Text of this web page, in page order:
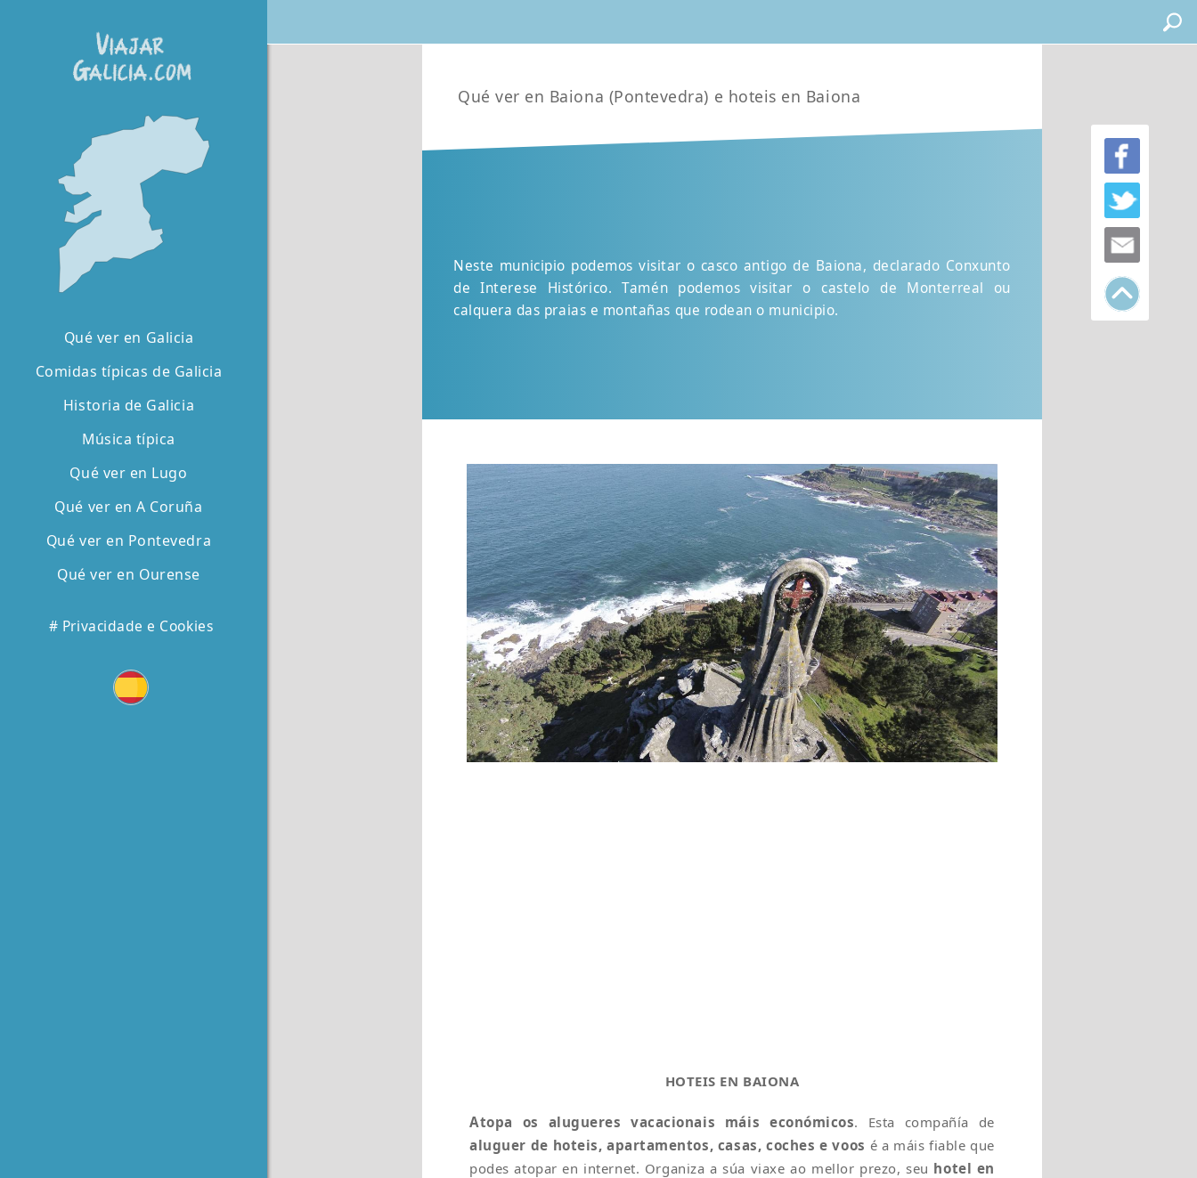
Qué ver en Baiona (Pontevedra) e hoteis en Baiona
Neste municipio podemos visitar o casco antigo de Baiona, declarado Conxunto
de Interese Histórico. Tamén podemos visitar o castelo de Monterreal ou
calquera das praias e montañas que rodean o municipio.
HOTEIS EN BAIONA
Atopa os alugueres vacacionais máis económicos. Esta compañía de
aluguer de hoteis, apartamentos, casas, coches e voos é a máis fiable que
podes atopar en internet. Organiza a súa viaxe ao mellor prezo, seu hotel en
Qué ver en Galicia
Comidas típicas de Galicia
Historia de Galicia
Música típica
Qué ver en Lugo
Qué ver en A Coruña
Qué ver en Pontevedra
Qué ver en Ourense
# Privacidade e Cookies